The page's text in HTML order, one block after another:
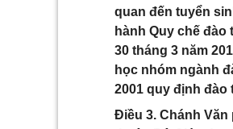
quan đến tuyển
hành Quy chế
30 tháng 3 năm
học nhóm ngành
2001 quy định đào
Điều 3. Chánh